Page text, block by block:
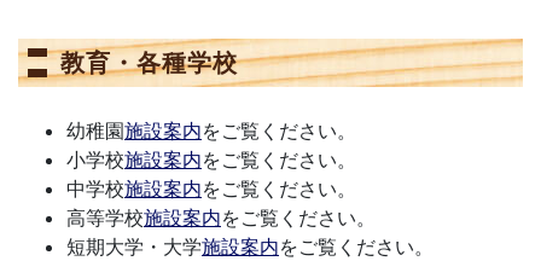
教育・各種学校
幼稚園施設案内をご覧ください。
小学校施設案内をご覧ください。
中学校施設案内をご覧ください。
高等学校施設案内をご覧ください。
短期大学・大学施設案内をご覧ください。